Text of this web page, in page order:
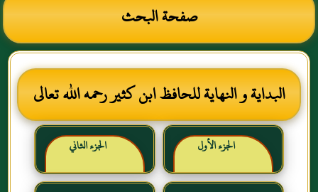
صفحة البحث
البداية و النهاية للحافظ ابن كثير رحمه الله تعالى
الجزء الأول الجزء الثاني